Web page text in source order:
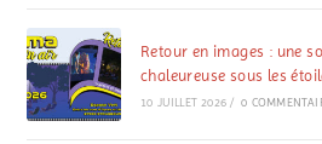
Retour en images : une
chaleureuse sous les
10 JUILLET 2026 / 0